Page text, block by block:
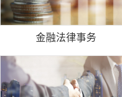
金融法律事务